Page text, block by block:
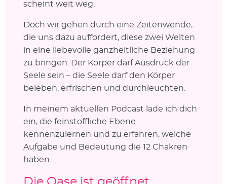
scheint weit weg.
Doch wir gehen durch eine Zeitenwende,
die uns dazu auffordert, diese zwei Welten
in eine liebevolle ganzheitliche Beziehung
zu bringen. Der Körper darf Ausdruck der
Seele sein – die Seele darf den Körper
beleben, erfrischen und durchleuchten.
In meinem aktuellen Podcast lade ich dich
ein, die feinstoffliche Ebene
kennenzulernen und zu erfahren, welche
Aufgabe und Bedeutung die 12 Chakren
haben.